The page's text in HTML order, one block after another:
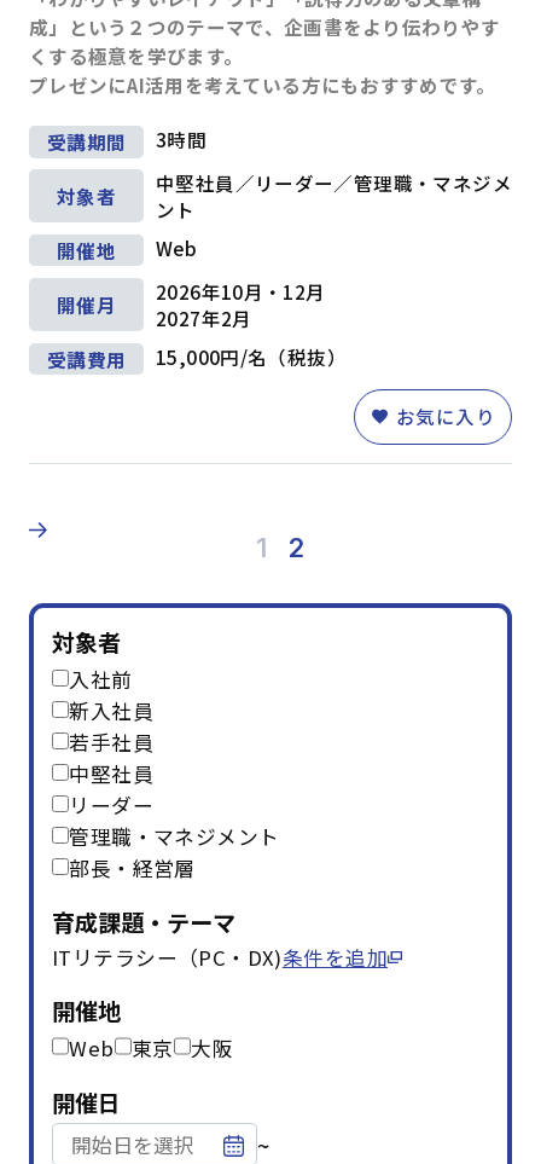
成」という２つのテーマで、企画書をより伝わりやす
くする極意を学びます。
プレゼンにAI活用を考えている方にもおすすめです。
受講期間 3時間
対象者
中堅社員／リーダー／管理職・マネジメ
ント
開催地
Web
開催月
2026年10月・12月
2027年2月
受講費用
15,000円/名（税抜）
お気に入り
1 2
対象者
入社前
新入社員
若手社員
中堅社員
リーダー
管理職・マネジメント
部長・経営層
育成課題・テーマ
ITリテラシー（PC・DX)条件を追加
開催地
Web 東京 大阪
開催日
~
企画・発想(18) 情報収集・分析(24)
戦略(9) マーケティング
段取り・計画(6) 業務改善(10)
対人スキル
ビジネスマナー(4)
コミュニケーション
プレゼンテーション
ファシリテーション・会議運営
交渉・調整(11)
部下育成・コーチング(17)
セルフマネジメント
専門知識・スキル
プロジェクトマネジメント
ビジネス文書・資料作成
ITリテラシー（PC・DX)(14)
財務・会計
コンプライアンス・リスク管理
メンタルヘルス・ハラスメント防止
英語(5)